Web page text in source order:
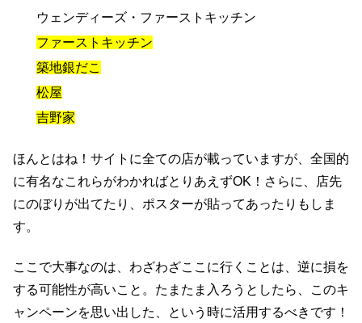
ウェンディーズ・ファーストキッチン
ファーストキッチン
築地銀だこ
松屋
吉野家
ほんとはね！サイトに全ての店が載っていますが、全国的
に有名なこれらがわかればとりあえずOK！さらに、店先
にのぼりが出てたり、ポスターが貼ってあったりもしま
す。
ここで大事なのは、わざわざここに行くことは、逆に損を
する可能性が高いこと。たまたま入ろうとしたら、このキ
ャンペーンを思い出した、という時に活用するべきです！